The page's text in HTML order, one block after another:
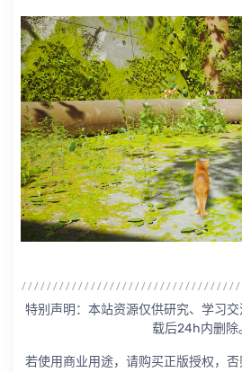
特别声明：本站资源仅供研究、学习
载后24h内删除
若使用商业用途，请购买正版授权，